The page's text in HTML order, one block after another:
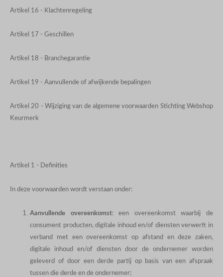
Artikel 16 - Klachtenregeling
Artikel 17 - Geschillen
Artikel 18 - Branchegarantie
Artikel 19 - Aanvullende of afwijkende bepalingen
Artikel 20 - Wijziging van de algemene voorwaarden Stichting Webshop
Keurmerk
Artikel 1 - Definities
In deze voorwaarden wordt verstaan onder:
Aanvullende overeenkomst: een overeenkomst waarbij de
consument producten, digitale inhoud en/of diensten verwerft in
verband met een overeenkomst op afstand en deze zaken,
digitale inhoud en/of diensten door de ondernemer worden
geleverd of door een derde partij op basis van een afspraak
tussen die derde en de ondernemer;